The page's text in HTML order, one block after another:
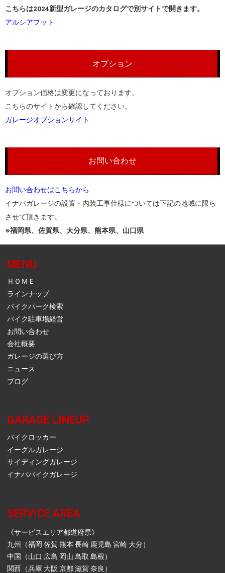
こちらは2024新型ガレージのカタログで別サイトで開きます。
アルシアフット
オプション
オプション価格は変更になっております。
こちらのサイトから確認してください。
ガレージオプションサイト
お問い合わせ
お問い合わせはこちらから
イナバガレージの設置・内装工事仕様については下記の地域に限ら
させて頂きます。
※福岡県、佐賀県、大分県、熊本県、山口県
MENU
ＨＯＭＥ
ラインナップ
バイクパーク検索
バイク駐車場経営
お問い合わせ
会社概要
ガレージの選び方
ニュース
ブログ
GARAGE LINEUP
バイクロッカー
イーグルガレージ
サイディングガレージ
イナババイクガレージ
SERVICE AREA
《サービスエリア都道府県》
九州（福岡 佐賀 熊本 長崎 鹿児島 宮崎 大分）
中国（山口 広島 岡山 鳥取 島根）
関西（兵庫 大阪 京都 滋賀 奈良）